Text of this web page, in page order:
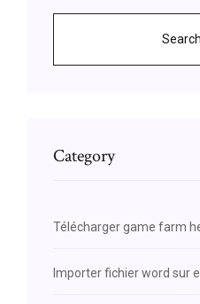
Search
Category
Télécharger game farm
Importer fichier word sur